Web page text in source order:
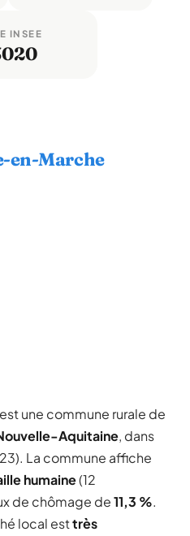
INSEE
en-Marche
est une commune rurale de
Aquitaine, dans
La commune affiche
humaine(12
de chômage de11,3 %.
local esttrès